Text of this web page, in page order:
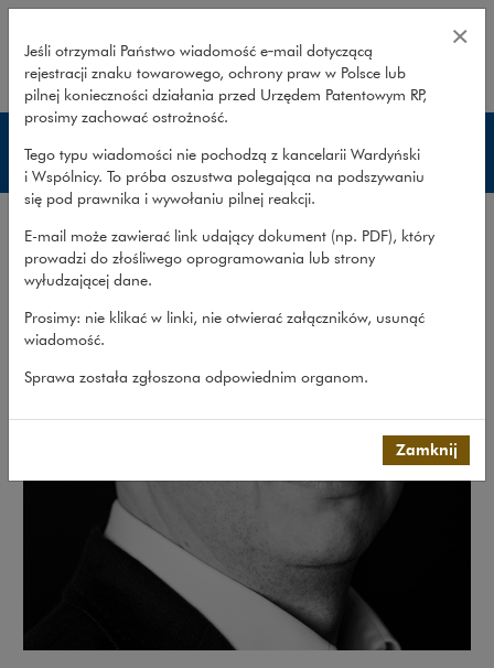
Artur Pietryka – Wardyński i
Prawnicy
Jeśli otrzymali Państwo wiadomość e‑mail dotyczącą
rejestracji znaku towarowego, ochrony praw w Polsce lub
pilnej konieczności działania przed Urzędem Patentowym RP,
prosimy zachować ostrożność.
Tego typu wiadomości nie pochodzą z kancelarii Wardyński
i Wspólnicy. To próba oszustwa polegająca na podszywaniu
się pod prawnika i wywołaniu pilnej reakcji.
E-mail może zawierać link udający dokument (np. PDF), który
prowadzi do złośliwego oprogramowania lub strony
wyłudzającej dane.
Prosimy: nie klikać w linki, nie otwierać załączników, usunąć
wiadomość.
Sprawa została zgłoszona odpowiednim organom.
×
Zamknij